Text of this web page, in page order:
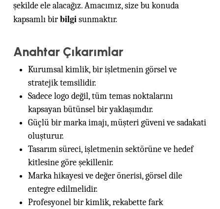
şekilde ele alacağız. Amacımız, size bu konuda
kapsamlı birbilgisunmaktır.
Anahtar Çıkarımlar
Kurumsal kimlik, bir işletmenin görsel ve
stratejik temsilidir.
Sadece logo değil, tüm temas noktalarını
kapsayan bütünsel bir yaklaşımdır.
Güçlü bir marka imajı, müşteri güveni ve sadakati
oluşturur.
Tasarım süreci, işletmenin sektörüne ve hedef
kitlesine göre şekillenir.
Marka hikayesi ve değer önerisi, görsel dile
entegre edilmelidir.
Profesyonel bir kimlik, rekabette fark